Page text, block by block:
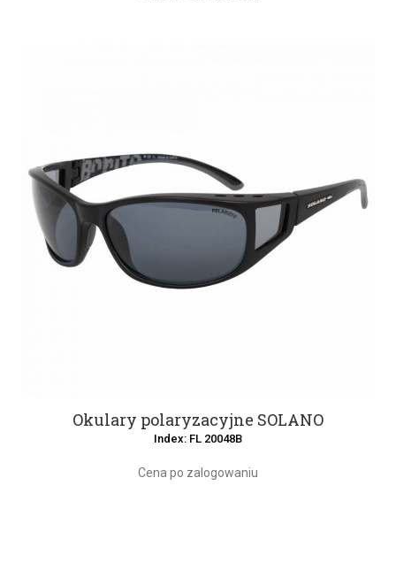
Okulary polaryzacyjne SOLANO
Index: FL 20048B
Cena po zalogowaniu